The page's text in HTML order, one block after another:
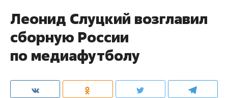
Леонид Слуцкий возглавил
сборную России
по медиафутболу